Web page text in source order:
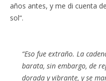
años antes, y me di cuenta
sol“.
“Eso fue extraño. La
barata, sin embargo, de
dorada y vibrante, y se